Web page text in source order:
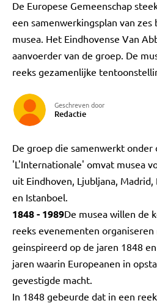
De Europese Gemeenschap
een samenwerkingsplan van zes
musea. Het Eindhovense Van
aanvoerder van de groep. De
reeks gezamenlijke
Geschreven door
Redactie
De groep die samenwerkt onder
'L'Internationale' omvat musea
uit Eindhoven, Ljubljana,
en Istanboel.
1848 - 1989De musea willen de
reeks evenementen
geinspireerd op de jaren 1848
jaren waarin Europeanen in
gevestigde macht.
In 1848 gebeurde dat in een